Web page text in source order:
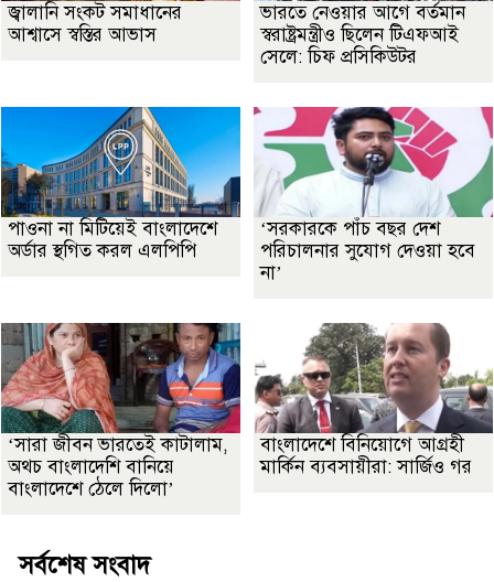
জ্বালানি সংকট সমাধানের
আশ্বাসে স্বস্তির আভাস
ভারতে নেওয়ার আগে বর্তমান
স্বরাষ্ট্রমন্ত্রীও ছিলেন টিএফআই
সেলে: চিফ প্রসিকিউটর
পাওনা না মিটিয়েই বাংলাদেশে
অর্ডার স্থগিত করল এলপিপি
‘সরকারকে পাঁচ বছর দেশ
পরিচালনার সুযোগ দেওয়া হবে
না’
‘সারা জীবন ভারতেই কাটালাম,
অথচ বাংলাদেশি বানিয়ে
বাংলাদেশে ঠেলে দিলো’
বাংলাদেশে বিনিয়োগে আগ্রহী
মার্কিন ব্যবসায়ীরা: সার্জিও গর
সর্বশেষ সংবাদ